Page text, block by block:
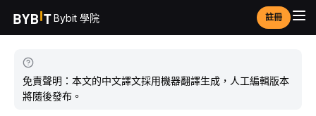
Bybit 學院 註冊
免責聲明：本文的中文譯文採用機器翻譯生成，人工編輯版本
將隨後發布。